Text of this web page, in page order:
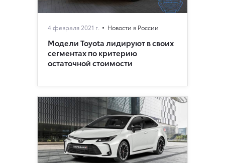
4 февраля 2021 г. Новости в России
Модели Toyota лидируют в своих
сегментах по критерию
остаточной стоимости